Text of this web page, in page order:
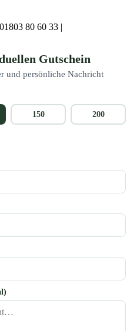
80 60 33 |
Gutschein
und persönliche Nachricht
150 200